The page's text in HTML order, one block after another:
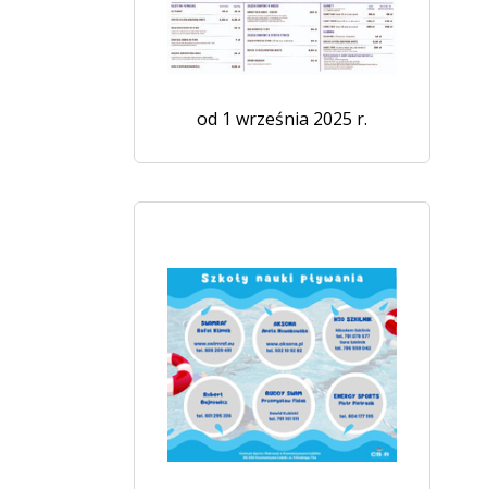
od 1 września 2025 r.